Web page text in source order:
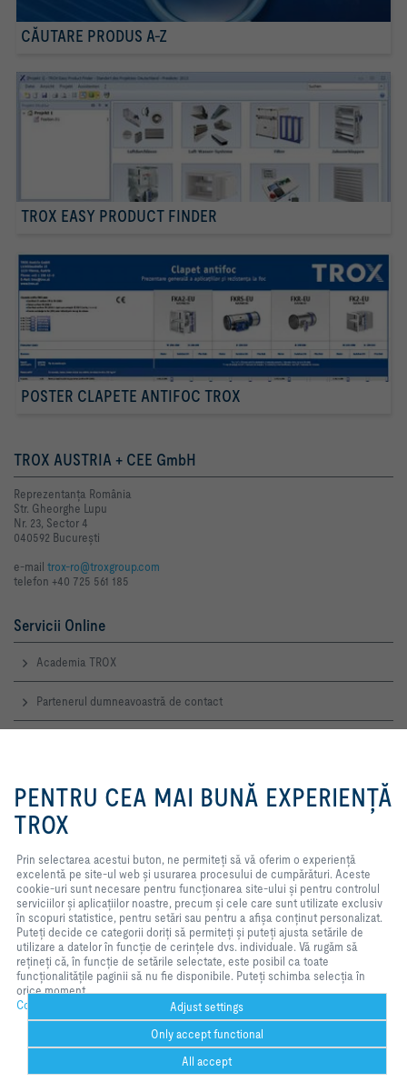
Help Desk
CĂUTARE PRODUS A-Z
TROX EASY PRODUCT FINDER
POSTER CLAPETE ANTIFOC TROX
TROX AUSTRIA + CEE GmbH
Reprezentanţa România
Str. Gheorghe Lupu
Nr. 23, Sector 4
040592 Bucureşti
e-mail trox-ro@troxgroup.com
telefon +40 725 561 185
Servicii Online
Academia TROX
Partenerul dumneavoastră de contact
Contacte de Service
TROX AUSTRIA + CEE GmbH
Contact
TROX ÎN REŢEAUA WEB SOCIALĂ
Pagina de start Contacte Imprimare
Livrare şi termeni de plată
Confidenţialitate
2026 © TROX AUSTRIA + CEE GmbH
permiteți să vă oferim o
experiență excelentă pe site-ul
funcționarea site-ului și pentru
controlul serviciilor și aplicațiilor
noastre, precum și cele care sunt
utilizate exclusiv în scopuri
statistice, pentru setări sau pentru
a afișa conținut personalizat.
Puteți decide ce categorii doriți să
permiteți și puteți ajusta setările
de utilizare a datelor în funcție de
cerințele dvs. individuale. Vă
rugăm să rețineți că, în funcție de
setările selectate, este posibil ca
toate funcționalitățile paginii să nu
fie disponibile. Puteți schimba
selecția în orice moment.
PENTRU CEA MAI BUNĂ EXPERIENȚĂ
TROX
Prin selectarea acestui buton, ne permiteți să vă oferim o experiență
excelentă pe site-ul web și usurarea procesului de cumpărături. Aceste
cookie-uri sunt necesare pentru funcționarea site-ului și pentru controlul
serviciilor și aplicațiilor noastre, precum și cele care sunt utilizate exclusiv
în scopuri statistice, pentru setări sau pentru a afișa conținut personalizat.
Puteți decide ce categorii doriți să permiteți și puteți ajusta setările de
utilizare a datelor în funcție de cerințele dvs. individuale. Vă rugăm să
rețineți că, în funcție de setările selectate, este posibil ca toate
funcționalitățile paginii să nu fie disponibile. Puteți schimba selecția în
orice moment.
Confidenţialitate
Adjust settings
Only accept functional
All accept